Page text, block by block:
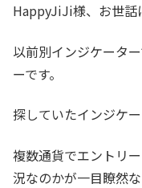
HappyJiJi様、お世話
以前別インジケータ
ーです。
探していたインジケ
複数通貨でエントリ
況なのかが一目瞭然